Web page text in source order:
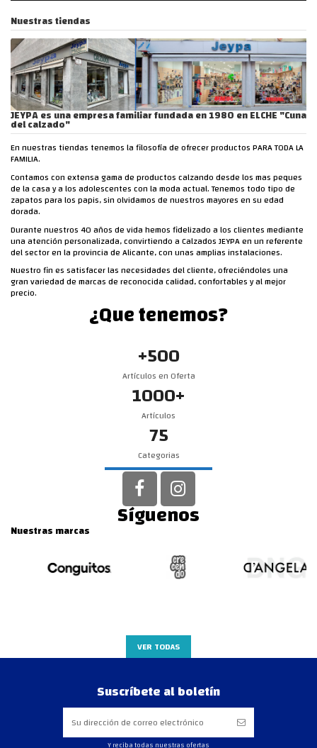
Nuestras tiendas
JEYPA es una empresa familiar fundada en 1980 en ELCHE "Cuna
del calzado"
En nuestras tiendas tenemos la filosofía de ofrecer productos PARA TODA LA
FAMILIA.
Contamos con extensa gama de productos calzando desde los mas peques
de la casa y a los adolescentes con la moda actual. Tenemos todo tipo de
zapatos para los papis, sin olvidamos de nuestros mayores en su edad
dorada.
Durante nuestros 40 años de vida hemos fidelizado a los clientes mediante
una atención personalizada, convirtiendo a Calzados JEYPA en un referente
del sector en la provincia de Alicante, con unas amplias instalaciones.
Nuestro fin es satisfacer las necesidades del cliente, ofreciéndoles una
gran variedad de marcas de reconocida calidad, confortables y al mejor
precio.
¿Que tenemos?
+500
Artículos en Oferta
1000+
Artículos
75
Categorias
Síguenos
Nuestras marcas
VER TODAS
Suscríbete al boletín
Y reciba todas nuestras ofertas